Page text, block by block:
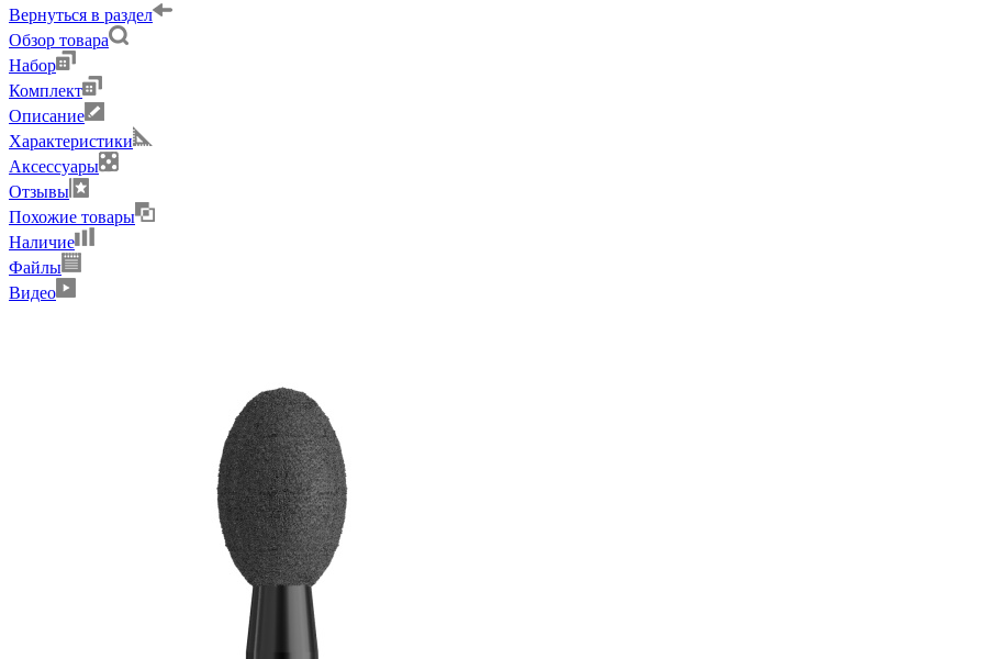
Вернуться в раздел
Обзор товара
Набор
Комплект
Описание
Характеристики
Аксессуары
Отзывы
Похожие товары
Наличие
Файлы
Видео